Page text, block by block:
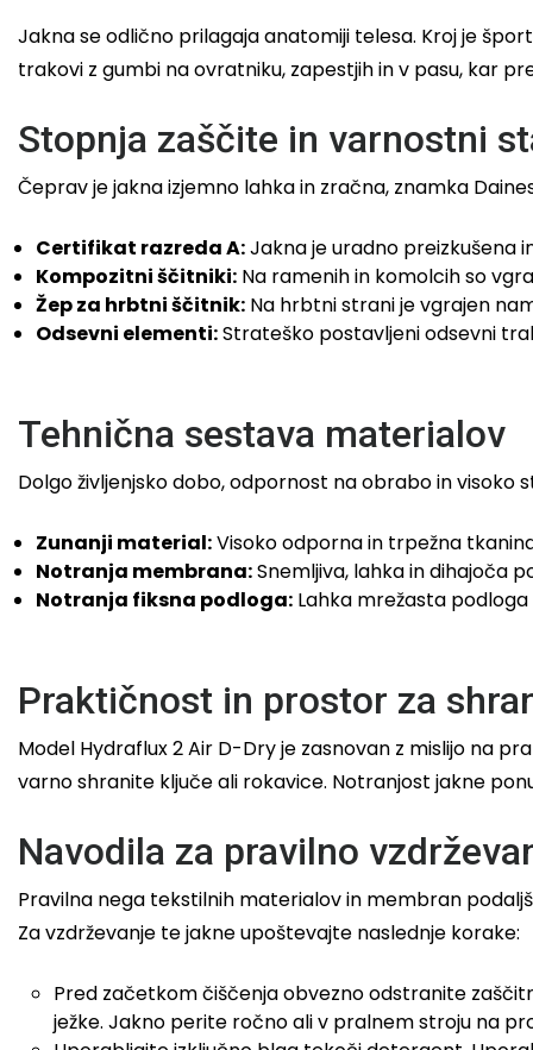
Jakna se odlično prilagaja anatomiji telesa. Kroj je
trakovi z gumbi na ovratniku, zapestjih in v pasu, kar
Stopnja zaščite in varnostni
Čeprav je jakna izjemno lahka in zračna, znamka
Certifikat razreda A:Jakna je uradno
Kompozitni ščitniki: Na ramenih in komolcih so
Žep za hrbtni ščitnik: Na hrbtni strani je vgrajen
Odsevni elementi:Strateško postavljeni odsevni
Tehnična sestava materialov
Dolgo življenjsko dobo, odpornost na obrabo in
Zunanji material:Visoko odporna in trpežna
Notranja membrana:Snemljiva, lahka in dihajoča
Notranja fiksna podloga: Lahka mrežasta
Praktičnost in prostor za
Model Hydraflux 2 Air D-Dry je zasnovan z mislijo na
varno shranite ključe ali rokavice. Notranjost jakne
Navodila za pravilno
Pravilna nega tekstilnih materialov in membran
Za vzdrževanje te jakne upoštevajte naslednje korake:
Pred začetkom čiščenja obvezno odstranite
ježke. Jakno perite ročno ali v pralnem stroju na